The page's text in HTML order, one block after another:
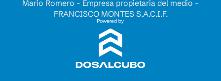
Mario Romero - Empresa propietaria del medio -
FRANCISCO MONTES S.A.C.I.F.